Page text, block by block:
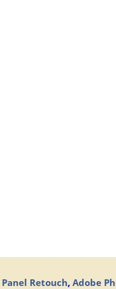
Panel Retouch, Adobe